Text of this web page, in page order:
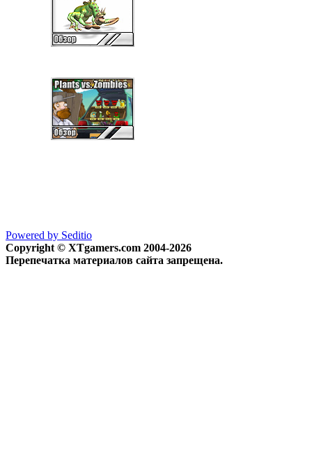
Powered by Seditio
Copyright © XTgamers.com 2004-2026
Перепечатка материалов сайта запрещена.